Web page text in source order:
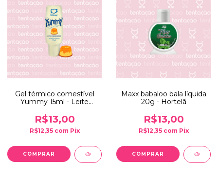
Gel térmico comestível
Yummy 15ml - Leite
R$13,00
R$12,35 com Pix
Maxx babaloo bala líquida
20g - Hortelã
R$13,00
R$12,35 com Pix